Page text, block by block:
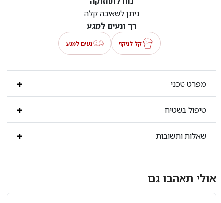
ניתן לשאיבה קלה
רך ונעים למגע
קל לניקוי נעים למגע
מפרט טכני
טיפול בשטיח
שאלות ותשובות
אולי תאהבו גם